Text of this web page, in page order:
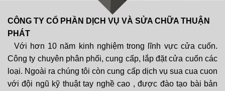
CÔNG TY CỔ PHẦN DỊCH VỤ VÀ SỬA CHỮA THUẬN
PHÁT
Với hơn 10 năm kinh nghiệm trong lĩnh vực cửa cuốn.
Công ty chuyên phân phối, cung cấp, lắp đặt cửa cuốn các
loại. Ngoài ra chúng tôi còn cung cấp dịch vụ sua cua cuon
với đội ngũ kỹ thuật tay nghề cao , được đào tạo bài bản